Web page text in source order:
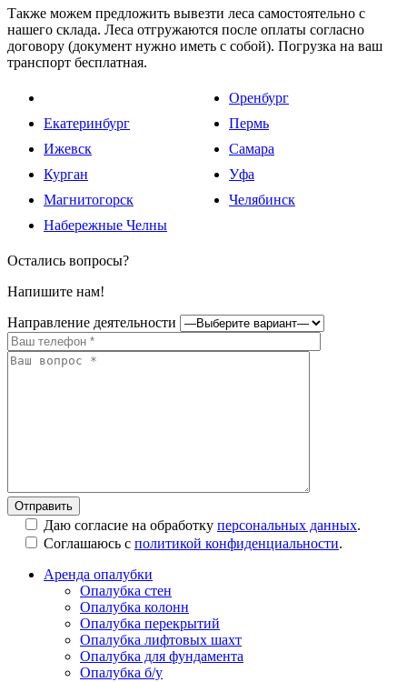
Также можем предложить вывезти леса самостоятельно с
нашего склада. Леса отгружаются после оплаты согласно
договору (документ нужно иметь с собой). Погрузка на ваш
транспорт бесплатная.
Екатеринбург
Ижевск
Курган
Магнитогорск
Набережные Челны
Оренбург
Пермь
Самара
Уфа
Челябинск
Остались вопросы?
Напишите нам!
Направление деятельности
Даю согласие на обработку персональных данных.
Соглашаюсь с политикой конфиденциальности.
Аренда опалубки
Опалубка стен
Опалубка колонн
Опалубка перекрытий
Опалубка лифтовых шахт
Опалубка для фундамента
Опалубка б/у